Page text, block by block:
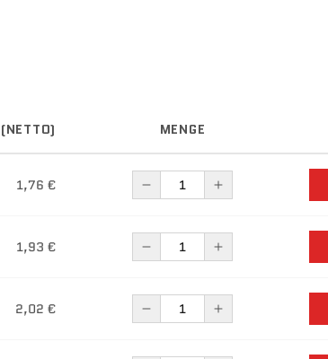
MENGE
1,76 €
1,93 €
2,02 €